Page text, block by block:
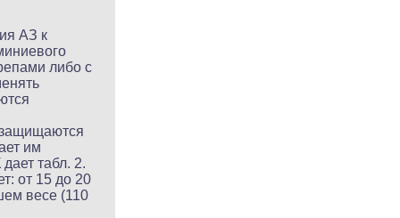
АЗ к
либо с
защищаются
им
табл. 2.
от 15 до 20
весе (110